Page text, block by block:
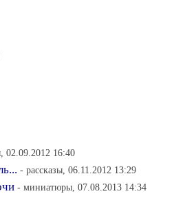
02.09.2012 16:40
- рассказы, 06.11.2012 13:29
- миниатюры, 07.08.2013 14:34